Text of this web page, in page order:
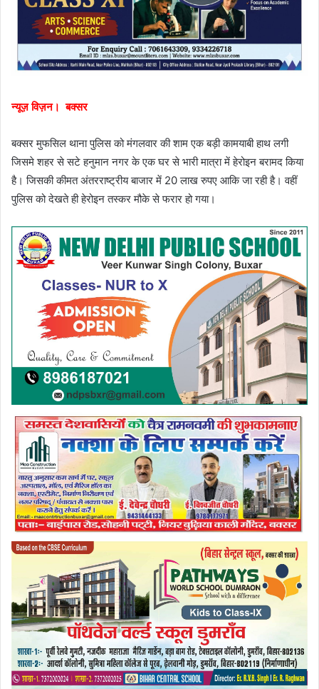
न्यूज़ विज़न। बक्सर
बक्सर मुफसिल थाना पुलिस को मंगलवार की शाम एक बड़ी कामयाबी हाथ लगी
जिसमे शहर से सटे हनुमान नगर के एक घर से भारी मात्रा में हेरोइन बरामद किया
है। जिसकी कीमत अंतरराष्ट्रीय बाजार में 20 लाख रुपए आकि जा रही है। वहीं
पुलिस को देखते ही हेरोइन तस्कर मौके से फरार हो गया।